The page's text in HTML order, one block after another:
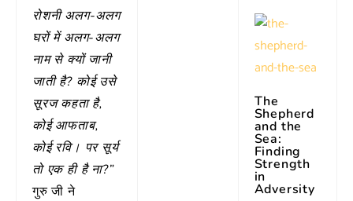
रोशनी अलग-अलग
घरों में अलग-अलग
नाम से क्यों जानी
जाती है? कोई उसे
सूरज कहता है,
कोई आफताब,
कोई रवि। पर सूर्य
तो एक ही है ना?”
गुरु जी ने
The
Shepherd
and the
Sea:
Finding
Strength
in
Adversity